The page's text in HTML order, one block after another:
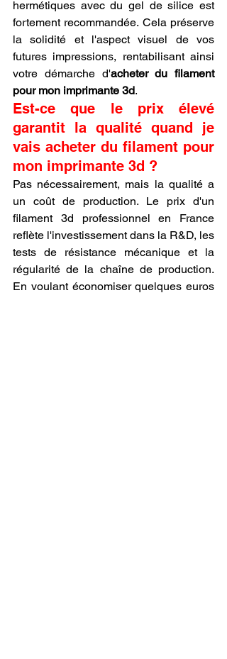
hermétiques avec du gel de silice est
fortement recommandée. Cela préserve
la solidité et l'aspect visuel de vos
futures impressions, rentabilisant ainsi
votre démarche d'acheter du filament
pour mon imprimante 3d.
Est-ce que le prix élevé
garantit la qualité quand je
vais acheter du filament pour
mon imprimante 3d ?
Pas nécessairement, mais la qualité a
un coût de production. Le prix d'un
filament 3d professionnel en France
reflète l'investissement dans la R&D, les
tests de résistance mécanique et la
régularité de la chaîne de production.
En voulant économiser quelques euros